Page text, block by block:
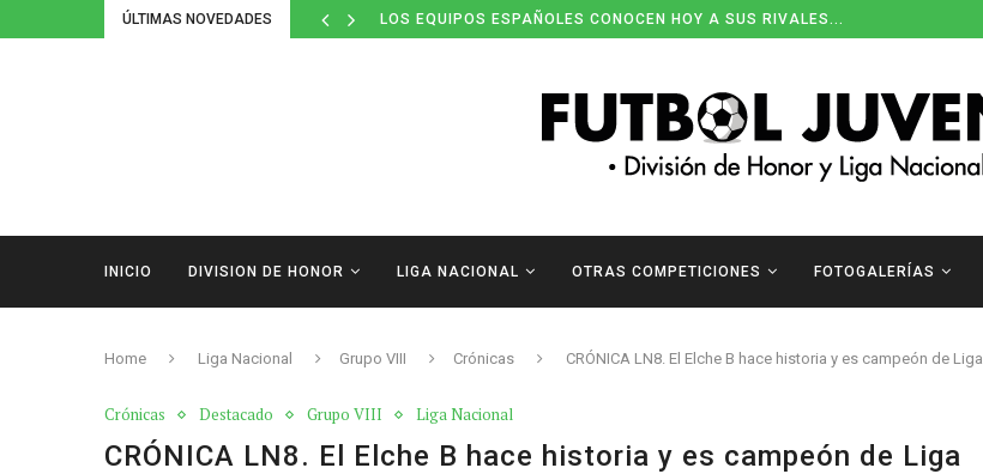
ÚLTIMAS NOVEDADES LOS EQUIPOS ESPAÑOLES CONOCEN HOY A SUS RIVALES...
INICIO DIVISION DE HONOR LIGA NACIONAL OTRAS COMPETICIONES FOTOGALERÍAS
Home Liga Nacional Grupo VIII Crónicas CRÓNICA LN8. El Elche B hace historia y es campeón de Liga
Crónicas Destacado Grupo VIII Liga Nacional
CRÓNICA LN8. El Elche B hace historia y es campeón de Liga